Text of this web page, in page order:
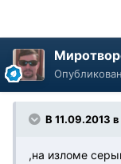
В 11.09.2013
,на изломе